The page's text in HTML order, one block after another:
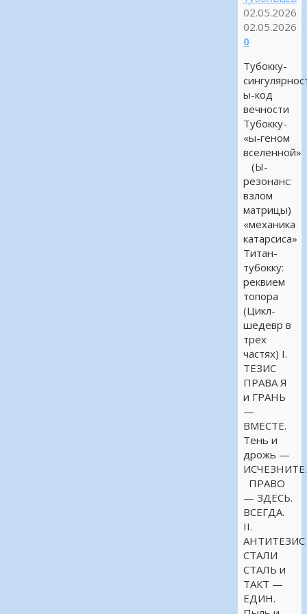
02.05.2026
02.05.2026
0
Тубокку-
ы-код
вечности
Тубокку-
«ы-геном
вселенной»
(Ы-
резонанс:
взлом
матрицы)
«механика
катарсиса»
Титан-
тубокку:
реквием
топора
(Цикл-
шедевр в
трех
частях) I.
ТЕЗИС
ПРАВА Я
и ГРАНЬ
—
ВМЕСТЕ.
Тень и
дрожь —
ИСЧЕЗНИТЕ.
ПРАВО
— ЗДЕСЬ.
ВСЕГДА.
II.
АНТИТЕЗИС
СТАЛИ
СТАЛЬ и
ТАКТ —
ЕДИН.